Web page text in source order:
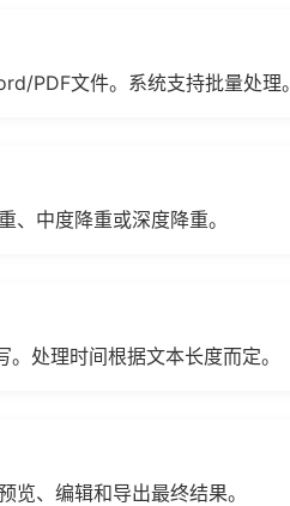
PDF文件。系统支持批量处理。
中度降重或深度降重。
处理时间根据文本长度而定。
览、编辑和导出最终结果。